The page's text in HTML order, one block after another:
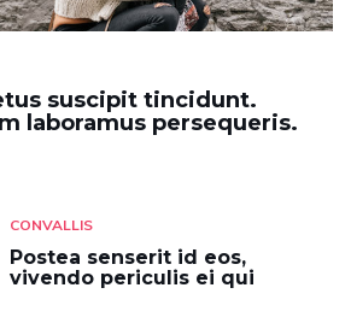
suscipit tincidunt.
laboramus persequeris.
CONVALLIS
Postea senserit id eos,
vivendo periculis ei qui